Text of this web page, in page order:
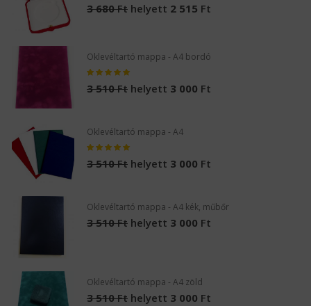
3 680 Ft helyett 2 515 Ft
Oklevéltartó mappa - A4 bordó
3 510 Ft helyett 3 000 Ft
Oklevéltartó mappa - A4
3 510 Ft helyett 3 000 Ft
Oklevéltartó mappa - A4 kék, műbőr
3 510 Ft helyett 3 000 Ft
Oklevéltartó mappa - A4 zöld
3 510 Ft helyett 3 000 Ft